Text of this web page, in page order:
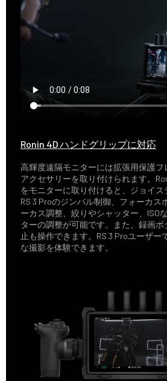
Ronin 4D ハンドグリップに対応
高輝度遠隔モニターには拡張用保護
アクセサリーを取り付けられます。
をモニターに取り付けると、ジョイス
RS 3 Proのジンバル制御、フォーカス
ーカス調整、絞りやシャッター、ISO
ターの調整が可能です。また、録画
止も操作できます。RS 3 Proユーザー
な撮影を体験できます。